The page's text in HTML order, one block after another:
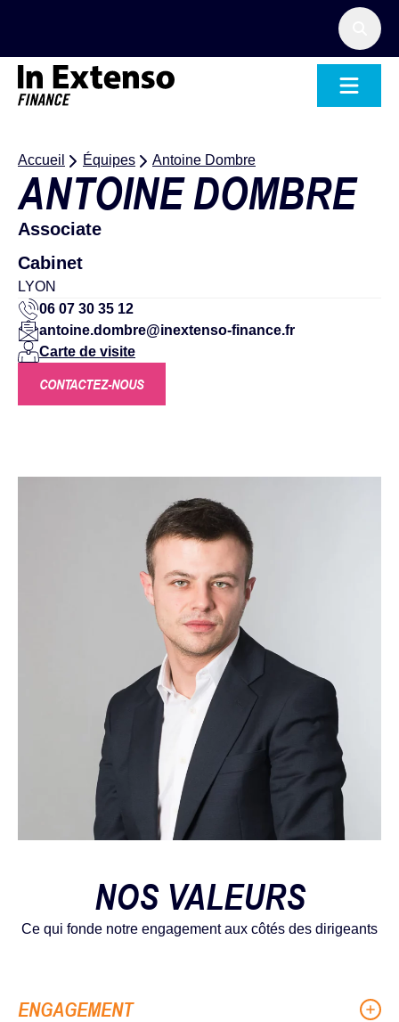
Accueil Équipes Antoine Dombre
ANTOINE DOMBRE
Associate
Cabinet
LYON
06 07 30 35 12
antoine.dombre@inextenso-finance.fr
Carte de visite
CONTACTEZ-NOUS
NOS VALEURS
Ce qui fonde notre engagement aux côtés des dirigeants
ENGAGEMENT